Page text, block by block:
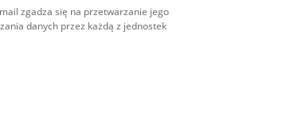
zgadza się na przetwarzanie jego
danych przez każdą z jednostek